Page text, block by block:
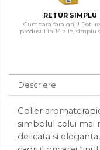
RETUR SIMPLU
Cumpara fara griji! Poti
produsul in 14 zile, simplu
Descriere
Colier
simbolul celui mai
delicata si